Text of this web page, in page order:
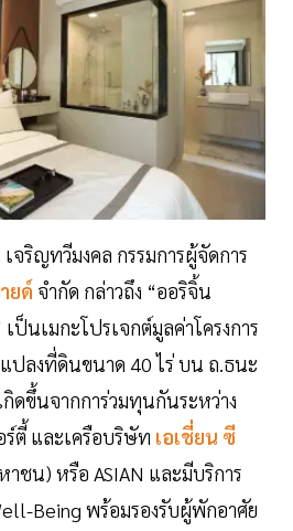
จริญทวีมงคล กรรมการผู้จัดการ
ยด์ จำกัด กล่าวถึง “ออริจิ้น
ป็นเมกะโปรเจกต์มูลค่าโครงการ
ปลงที่ดินขนาด 40 ไร่ บน ถ.ธนะ
ดขึ้นจากการ่วมทุนกันระหว่าง
ตี้ และเครือบริษัท เอเชี่ยน ซี
าชน) หรือ ASIAN และมีบริการ
Being พร้อมรองรับผู้พักอาศัย